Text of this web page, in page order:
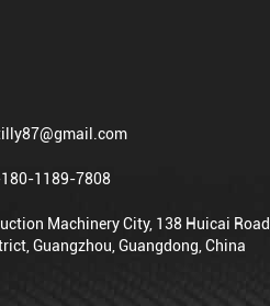
1189-7808
Machinery City, 138 Huicai Road,
Guangzhou, Guangdong, China